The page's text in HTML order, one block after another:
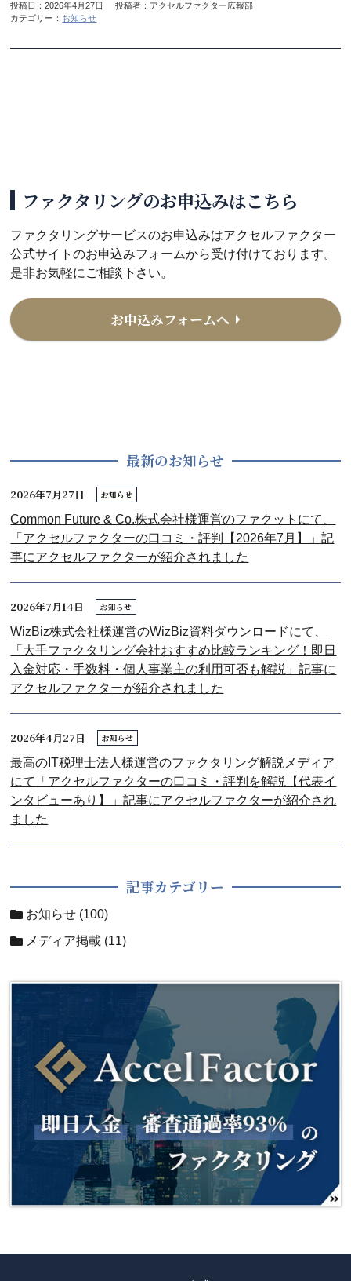
投稿日：2026年4月27日
投稿者：アクセルファクター広報部
カテゴリー： お知らせ
ファクタリングのお申込みはこちら
ファクタリングサービスのお申込みはアクセルファクター
公式サイトのお申込みフォームから受け付けております。
是非お気軽にご相談下さい。
お申込みフォームへ
最新のお知らせ
2026年7月27日 お知らせ
Common Future & Co.株式会社様運営のファクットにて、
「アクセルファクターの口コミ・評判【2026年7月】」記
事にアクセルファクターが紹介されました
2026年7月14日 お知らせ
WizBiz株式会社様運営のWizBiz資料ダウンロードにて、
「大手ファクタリング会社おすすめ比較ランキング！即日
入金対応・手数料・個人事業主の利用可否も解説」記事に
アクセルファクターが紹介されました
2026年4月27日 お知らせ
最高のIT税理士法人様運営のファクタリング解説メディア
にて「アクセルファクターの口コミ・評判を解説【代表イ
ンタビューあり】」記事にアクセルファクターが紹介され
ました
記事カテゴリー
お知らせ (100)
メディア掲載 (11)